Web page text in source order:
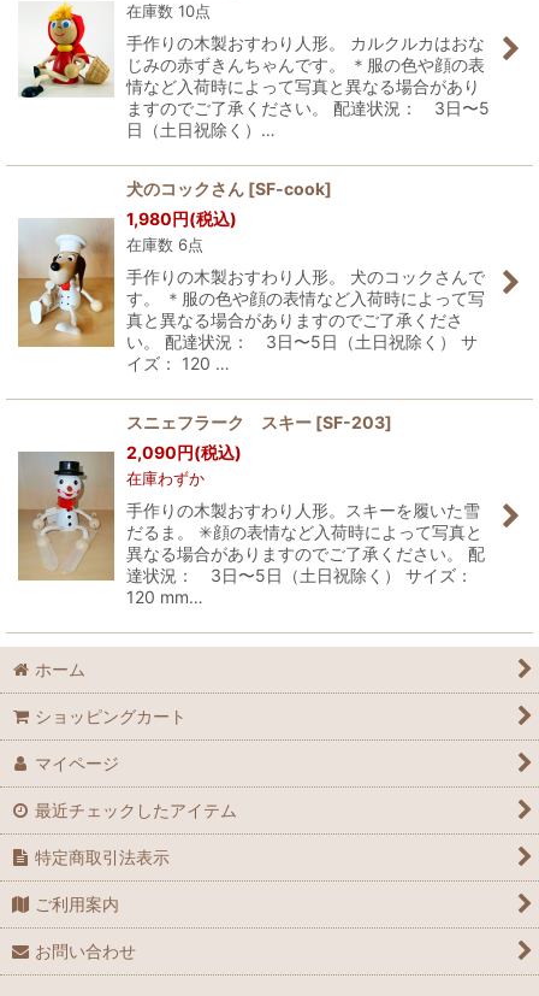
在庫数 10点
手作りの木製おすわり人形。 カルクルカはおな
じみの赤ずきんちゃんです。 ＊服の色や顔の表
情など入荷時によって写真と異なる場合があり
ますのでご了承ください。 配達状況： 3日〜5
日（土日祝除く）…
犬のコックさん [SF-cook]
1,980円(税込)
在庫数 6点
手作りの木製おすわり人形。 犬のコックさんで
す。 ＊服の色や顔の表情など入荷時によって写
真と異なる場合がありますのでご了承くださ
い。 配達状況： 3日〜5日（土日祝除く） サ
イズ： 120 …
スニェフラーク スキー [SF-203]
2,090円(税込)
在庫わずか
手作りの木製おすわり人形。スキーを履いた雪
だるま。 ✳︎顔の表情など入荷時によって写真と
異なる場合がありますのでご了承ください。 配
達状況： 3日〜5日（土日祝除く） サイズ：
120 mm…
ホーム
ショッピングカート
マイページ
最近チェックしたアイテム
特定商取引法表示
ご利用案内
お問い合わせ